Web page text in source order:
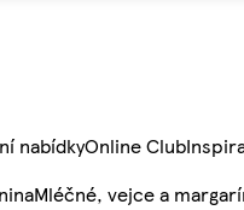
nabídkyOnline Club
Mléčné, vejce a